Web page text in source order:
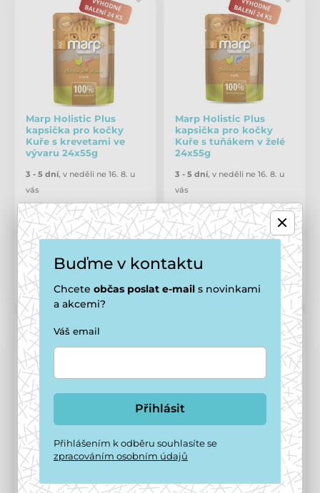
Marp Holistic Plus
kapsička pro kočky
Kuře s krevetami ve
vývaru 24x55g
3 - 5 dní, v neděli ne 16. 8. u
vás
Cena po registraci
594 Kč
639 Kč
Porovnat
Marp Holistic Plus
kapsička pro kočky
Kuře s tuňákem v želé
24x55g
3 - 5 dní, v neděli ne 16. 8. u
vás
Cena po registraci
594 Kč
639 Kč
Porovnat
Marp Holistic Plus
kapsička pro kočky
Tuňák s krevetami v
želé 24x55g
Marp Holistic Plus
kapsička pro kočky
vývaru 24x55g
Buďme v kontaktu
Chcete občas poslat e-mail s novinkami
a akcemi?
Váš email
Přihlásit
Přihlášením k odběru souhlasíte se
zpracováním osobním údajů